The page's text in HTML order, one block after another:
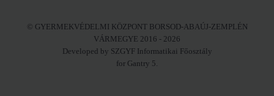
© GYERMEKVÉDELMI KÖZPONT BORSOD-ABAÚJ-ZEMPLÉN
VÁRMEGYE 2016 - 2026
Developed by SZGYF Informatikai Főosztály
for Gantry 5.